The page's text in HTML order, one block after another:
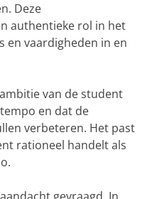
Deze
authentieke rol in het
en vaardigheden in en
van de student
en dat de
verbeteren. Het past
rationeel handelt als